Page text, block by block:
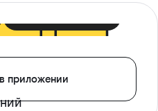
приложении